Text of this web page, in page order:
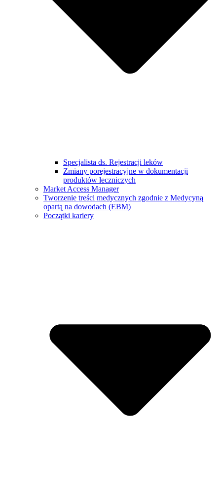
Specjalista ds. Rejestracji leków
Zmiany porejestracyjne w dokumentacji
produktów leczniczych
Market Access Manager
Tworzenie treści medycznych zgodnie z Medycyną
opartą na dowodach (EBM)
Początki kariery